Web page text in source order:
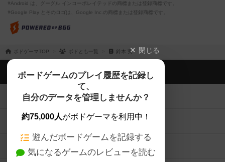
※Android は、グーグル インコーポレイテッドの商標または登録商標です。
※Google Play とそのロゴは、Google Inc.の商標または登録商標です。
ボドゲーマTOP ボドとも一覧 鈴木 実 閉じる
ボードゲームのプレイ履歴を記録し
て、
自分のデータを管理しませんか？
約75,000人がボドゲーマを利用中！
遊んだボードゲームを記録する
気になるゲームのレビューを読む
ボドゲーマTOP
ボードゲームを検索する
ボードゲームの新着レビュー
ボードゲーム会情報